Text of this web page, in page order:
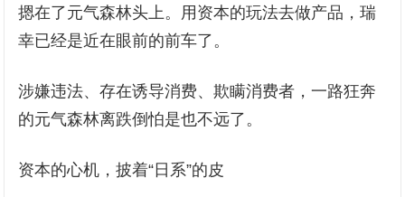
摁在了元气森林头上。用资本的玩法去做产品，瑞
幸已经是近在眼前的前车了。
涉嫌违法、存在诱导消费、欺瞒消费者，一路狂奔
的元气森林离跌倒怕是也不远了。
资本的心机，披着“日系”的皮